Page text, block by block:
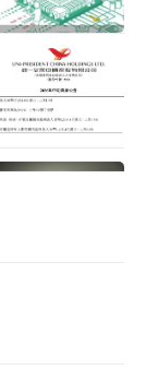
此次优化较
和智能驾
触到几位员
”。当招聘
的部门。招
整体部门
有20—30人
始人李想